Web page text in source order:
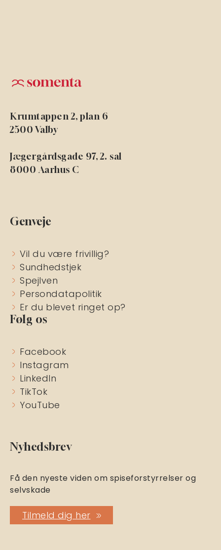
Krumtappen 2, plan 6
2500 Valby
Jægergårdsgade 97, 2. sal
8000 Aarhus C
Genveje
Vil du være frivillig?
Sundhedstjek
Spejlven
Persondatapolitik
Er du blevet ringet op?
Følg os
Facebook
Instagram
LinkedIn
TikTok
YouTube
Nyhedsbrev
Få den nyeste viden om spiseforstyrrelser og
selvskade
Tilmeld dig her